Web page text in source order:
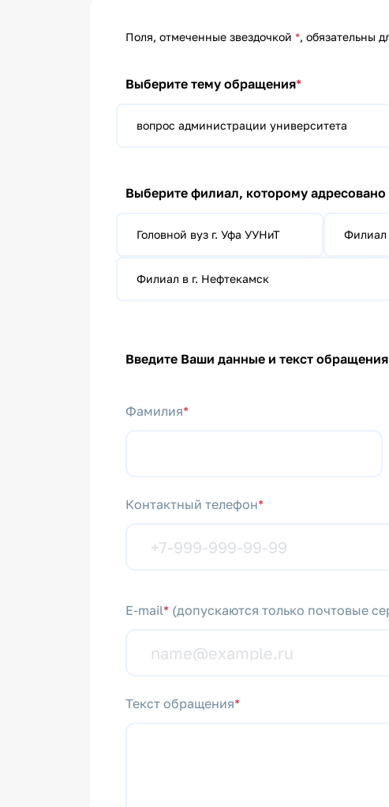
Поля, отмеченные звездочкой *, обязательны
Выберите тему обращения*
вопрос администрации университета
Выберите филиал, которому
Головной вуз г. Уфа УУНиТ Филиал
Филиал в г. Нефтекамск
Введите Ваши данные и текст обращения
Фамилия*
Контактный телефон*
E-mail* (допускаются только почтовые
Текст обращения*
Гармонизация
молодежной среде